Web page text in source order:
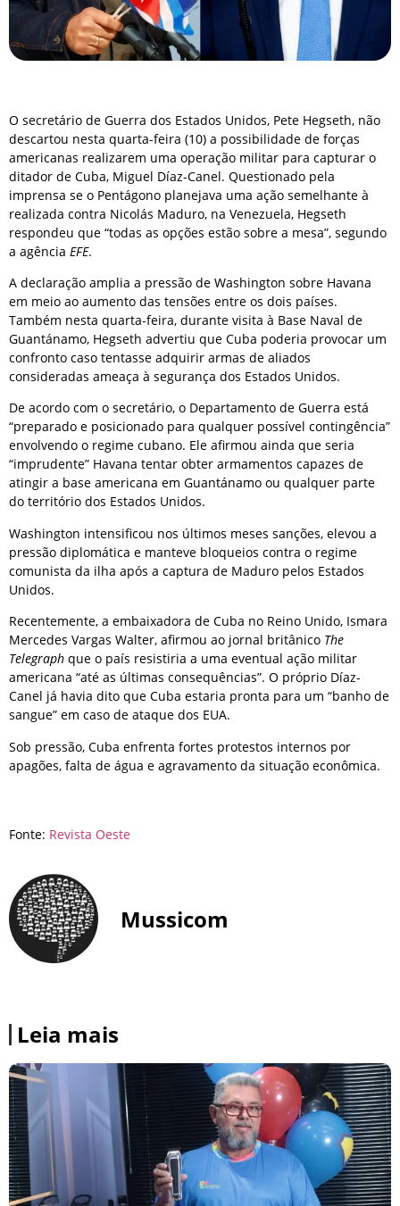
O secretário de Guerra dos Estados Unidos, Pete Hegseth, não
descartou nesta quarta-feira (10) a possibilidade de forças
americanas realizarem uma operação militar para capturar o
ditador de Cuba, Miguel Díaz-Canel. Questionado pela
imprensa se o Pentágono planejava uma ação semelhante à
realizada contra Nicolás Maduro, na Venezuela, Hegseth
respondeu que “todas as opções estão sobre a mesa”, segundo
a agência EFE.
A declaração amplia a pressão de Washington sobre Havana
em meio ao aumento das tensões entre os dois países.
Também nesta quarta-feira, durante visita à Base Naval de
Guantánamo, Hegseth advertiu que Cuba poderia provocar um
confronto caso tentasse adquirir armas de aliados
consideradas ameaça à segurança dos Estados Unidos.
De acordo com o secretário, o Departamento de Guerra está
“preparado e posicionado para qualquer possível contingência”
envolvendo o regime cubano. Ele afirmou ainda que seria
“imprudente” Havana tentar obter armamentos capazes de
atingir a base americana em Guantánamo ou qualquer parte
do território dos Estados Unidos.
Washington intensificou nos últimos meses sanções, elevou a
pressão diplomática e manteve bloqueios contra o regime
comunista da ilha após a captura de Maduro pelos Estados
Unidos.
Recentemente, a embaixadora de Cuba no Reino Unido, Ismara
Mercedes Vargas Walter, afirmou ao jornal britânico The
Telegraph que o país resistiria a uma eventual ação militar
americana “até as últimas consequências”. O próprio Díaz-
Canel já havia dito que Cuba estaria pronta para um “banho de
sangue” em caso de ataque dos EUA.
Sob pressão, Cuba enfrenta fortes protestos internos por
apagões, falta de água e agravamento da situação econômica.
Fonte: Revista Oeste
Mussicom
Leia mais